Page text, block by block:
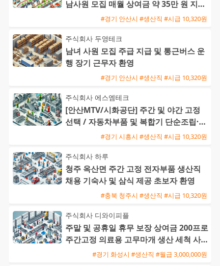
남사원 모집 매월 상여금 약 35만 원 지급
및 삼시세끼 제공#경기 안산시 #생산직 #시급 10,320원
주식회사 두영테크
남녀 사원 모집 주급 지급 및 통근버스 운
행 장기 근무자 환영
#경기 안산시 #생산직 #시급 10,320원
주식회사 에스엠테크
[안산MTV/시화공단] 주간 및 야간 고정
선택 / 자동차부품 및 복합기 단순조립·검
사 / 주급 가능·통근버
#경기 시흥시 #생산직 #시급 10,320원
주식회사 하루
청주 옥산면 주간 고정 전자부품 생산직
채용 기숙사 및 삼식 제공 초보자 환영
#충북 청주시 #생산직 #시급 10,320원
주식회사 디와이피플
주말 및 공휴일 휴무 보장 상여금 200프로
주간고정 의료용 고무마개 생산 세척 사원
#경기 화성시 #생산직 #월급 3,000,000원